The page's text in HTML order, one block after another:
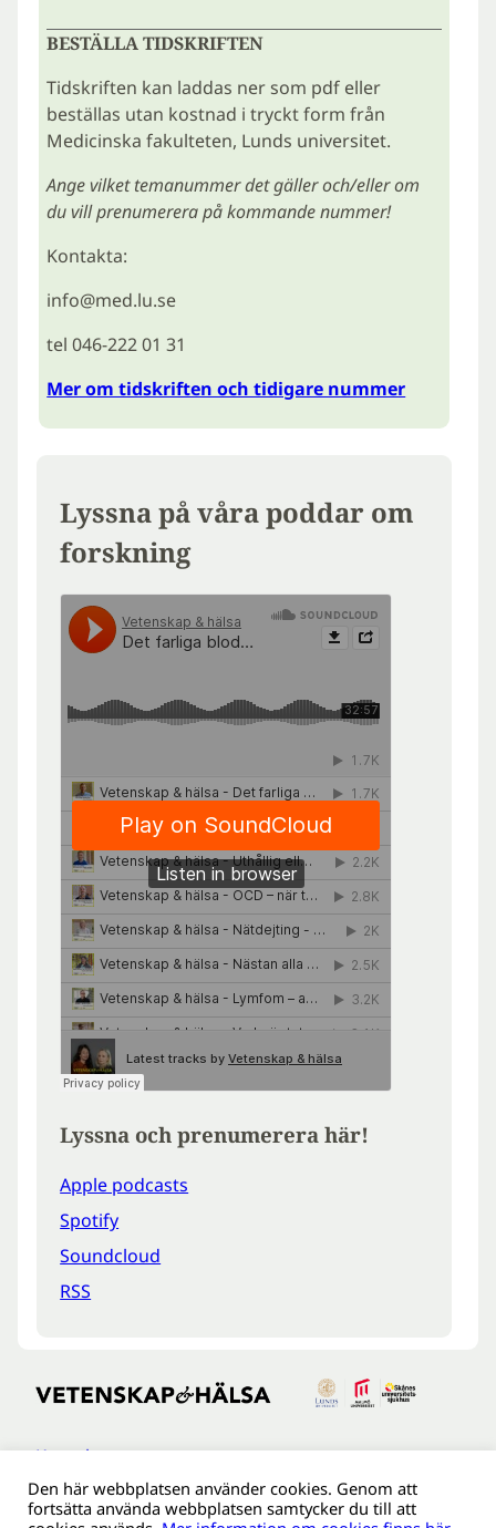
BESTÄLLA TIDSKRIFTEN
Tidskriften kan laddas ner som pdf eller
beställas utan kostnad i tryckt form från
Medicinska fakulteten, Lunds universitet.
Ange vilket temanummer det gäller och/eller om
du vill prenumerera på kommande nummer!
Kontakta:
info@med.lu.se
tel 046-222 01 31
Mer om tidskriften och tidigare nummer
Lyssna på våra poddar om
forskning
Lyssna och prenumerera här!
Apple podcasts
Spotify
Soundcloud
RSS
Kontakt
Tillgänglighetsredogöreldse
Den här webbplatsen använder cookies. Genom att
fortsätta använda webbplatsen samtycker du till att